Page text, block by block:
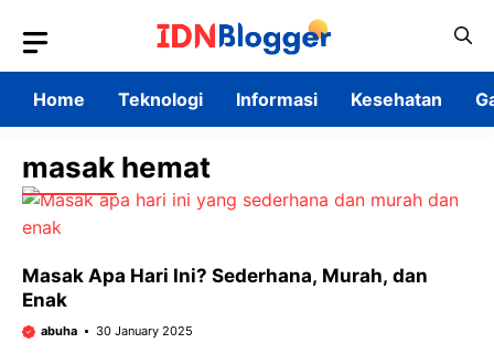
content
Home
Teknologi Informasi Kesehatan
masak hemat
Masak Apa Hari Ini? Sederhana, Murah, dan
Enak
abuha 30 January 2025